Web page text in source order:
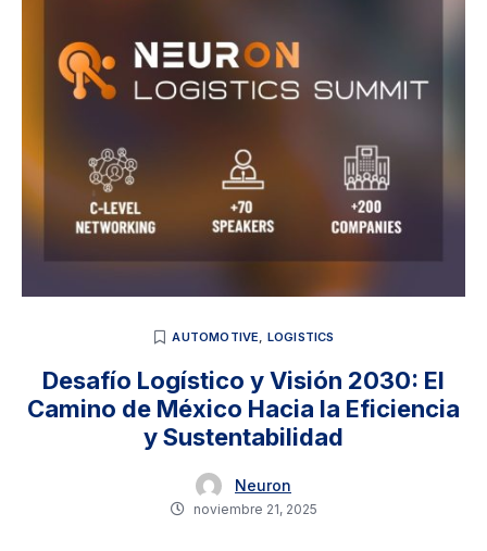
AUTOMOTIVE, LOGISTICS
Desafío Logístico y Visión 2030: El
Camino de México Hacia la Eficiencia
y Sustentabilidad
Neuron
noviembre 21, 2025